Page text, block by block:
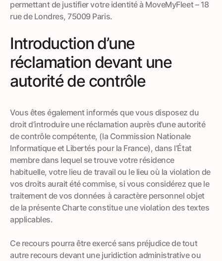
permettant de justifier votre identité à MoveMyFleet – 18
rue de Londres, 75009 Paris.
Introduction d’une
réclamation devant une
autorité de contrôle
Vous êtes également informés que vous disposez du
droit d’introduire une réclamation auprès d’une autorité
de contrôle compétente, (la Commission Nationale
Informatique et Libertés pour la France), dans l’État
membre dans lequel se trouve votre résidence
habituelle, votre lieu de travail ou le lieu où la violation de
vos droits aurait été commise, si vous considérez que le
traitement de vos données à caractère personnel objet
de la présente Charte constitue une violation des textes
applicables.
Ce recours pourra être exercé sans préjudice de tout
autre recours devant une juridiction administrative ou